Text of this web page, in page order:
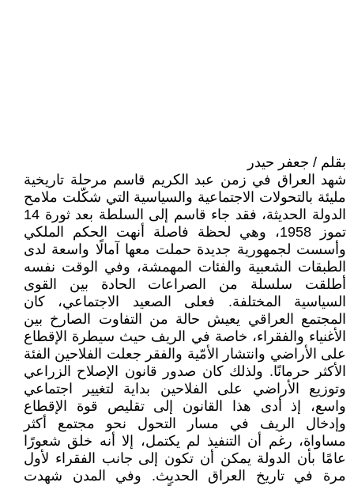
بقلم / جعفر حيدر
شهد العراق في زمن عبد الكريم قاسم مرحلة تاريخية
مليئة بالتحولات الاجتماعية والسياسية التي شكّلت ملامح
الدولة الحديثة، فقد جاء قاسم إلى السلطة بعد ثورة 14
تموز 1958، وهي لحظة فاصلة أنهت الحكم الملكي
وأسست لجمهورية جديدة حملت معها آمالًا واسعة لدى
الطبقات الشعبية والفئات المهمشة، وفي الوقت نفسه
أطلقت سلسلة من الصراعات الحادة بين القوى
السياسية المختلفة. فعلى الصعيد الاجتماعي، كان
المجتمع العراقي يعيش حالة من التفاوت الصارخ بين
الأغنياء والفقراء، خاصة في الريف حيث سيطرة الإقطاع
على الأراضي وانتشار الأمّية والفقر جعلت الفلاحين الفئة
الأكثر حرمانًا. ولذلك كان صدور قانون الإصلاح الزراعي
وتوزيع الأراضي على الفلاحين بداية لتغيير اجتماعي
واسع، إذ أدى هذا القانون إلى تقليص قوة الإقطاع
وإدخال الريف في مسار التحول نحو مجتمع أكثر
مساواة، رغم أن التنفيذ لم يكتمل، إلا أنه خلق شعورًا
عامًا بأن الدولة يمكن أن تكون إلى جانب الفقراء لأول
مرة في تاريخ العراق الحديث. وفي المدن شهدت